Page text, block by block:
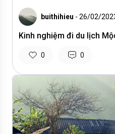
buithihieu - 26/02/
Kinh nghiệm đi du lịch
0 0